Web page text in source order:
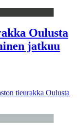
Oulusta
jatkuu
tieurakka Oulusta